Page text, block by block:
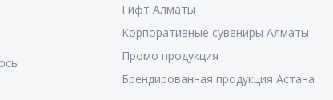
Гифт Алматы
Корпоративные сувениры Алматы
Промо продукция
Брендированная продукция Астана